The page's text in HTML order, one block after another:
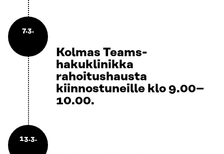
7.3.
Kolmas Teams-
hakuklinikka
rahoitushausta
kiinnostuneille klo 9.00–
10.00.
13.3.